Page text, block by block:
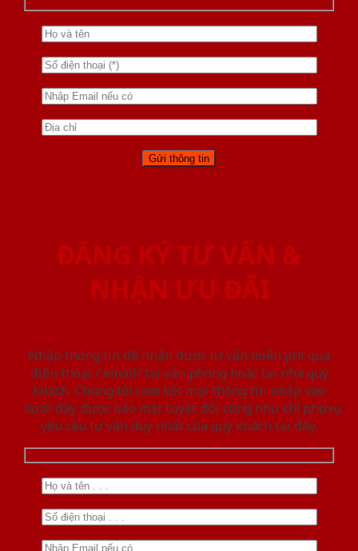
ĐĂNG KÝ TƯ VẤN &
NHẬN ƯU ĐÃI
Nhập thông tin để nhận được tư vấn miễn phí qua
điện thoại / email/ tại văn phòng hoặc tại nhà quý
khách. Chúng tôi cam kết mọi thông tin nhập vào
dưới đây được bảo mật tuyệt đối cũng như chỉ phục vụ
yêu cầu tư vấn duy nhất của quý khách tại đây.